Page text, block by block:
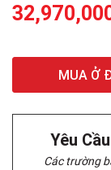
MUA Ở
Yêu
Các trường